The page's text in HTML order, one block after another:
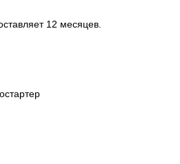
12 месяцев.